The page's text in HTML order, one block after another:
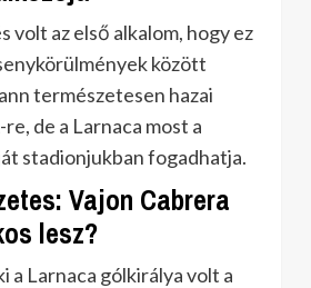
volt az első alkalom, hogy ez
között
természetesen hazai
de a Larnaca most a
stadionjukban fogadhatja.
Vajon Cabrera
lesz?
a Larnaca gólkirálya volt a